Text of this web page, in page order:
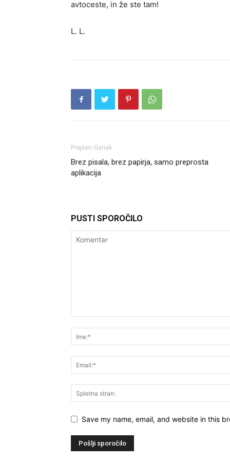
avtoceste, in že ste tam!
L. L.
Prejšen članek
Brez pisala, brez papirja, samo preprosta
aplikacija
PUSTI SPOROČILO
Save my name, email, and website in this